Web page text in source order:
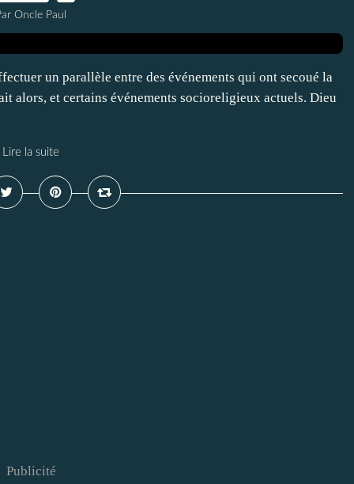
Oncle Paul
un parallèle entre des événements qui ont secoué la
alors, et certains événements socioreligieux actuels. Dieu
Lire la suite
Publicité